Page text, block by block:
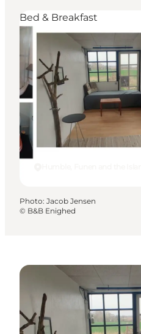
Bed & Breakfast
Photo: Jacob Jensen
© B&B Enighed